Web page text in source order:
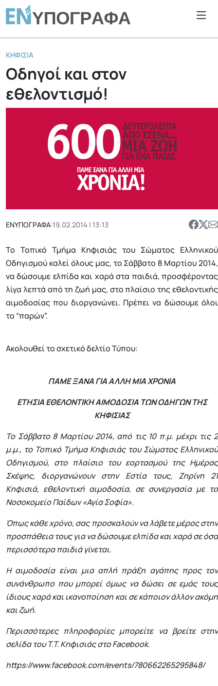
ΚΗΦΙΣΙΆ
Οδηγοί και στον
εθελοντισμό!
ΕΝΥΠΟΓΡΑΦΑ|19.02.2014 | 13:13
Το Τοπικό Τμήμα Κηφισιάς του Σώματος Ελληνικού
Οδηγισμού καλεί όλους μας, το Σάββατο 8 Μαρτίου 2014,
να δώσουμε ελπίδα και χαρά στα παιδιά, προσφέροντας
λίγα λεπτά από τη ζωή μας, στο πλαίσιο της εθελοντικής
αιμοδοσίας που διοργανώνει. Πρέπει να δώσουμε όλοι
το “παρών”.
Ακολουθεί το σχετικό δελτίο Τύπου:
ΠΑΜΕ ΞΑΝΑ ΓΙΑ ΑΛΛΗ ΜΙΑ ΧΡΟΝΙΑ
ΕΤΗΣΙΑ ΕΘΕΛΟΝΤΙΚΗ ΑΙΜΟΔΟΣΙΑ ΤΩΝ ΟΔΗΓΩΝ ΤΗΣ
ΚΗΦΙΣΙΑΣ
Το Σάββατο 8 Μαρτίου 2014, από τις 10 π.μ. μέχρι τις 2
μ.μ., το Τοπικό Τμήμα Κηφισιάς του Σώματος Ελληνικού
Οδηγισμού, στο πλαίσιο του εορτασμού της Ημέρας
Σκέψης, διοργανώνουν στην Εστία τους, Ζηρίνη 21
Κηφισιά, εθελοντική αιμοδοσία, σε συνεργασία με το
Νοσοκομείο Παίδων «Αγία Σοφία».
Όπως κάθε χρόνο, σας προσκαλούν να λάβετε μέρος στην
προσπάθεια τους για να δώσουμε ελπίδα και χαρά σε όσα
περισσότερα παιδιά γίνεται.
Η αιμοδοσία είναι μια απλή πράξη αγάπης προς τον
συνάνθρωπο που μπορεί όμως να δώσει σε εμάς τους
ίδιους χαρά και ικανοποίηση και σε κάποιον άλλον ακόμη
και ζωή.
Περισσότερες πληροφορίες μπορείτε να βρείτε στην
σελίδα του T.T. Κηφισιάς στο Facebook.
https://www.facebook.com/events/780662265295848/